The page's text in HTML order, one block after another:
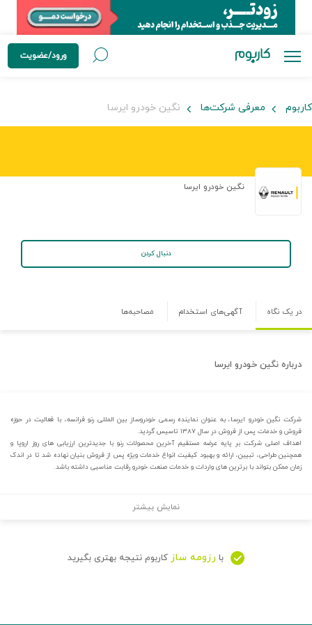
ورود/عضویت
کاربوم معرفی شرکت‌ها نگین خودرو ایرسا
نگین خودرو ایرسا
دنبال کردن
در یک نگاه آگهی‌های استخدام مصاحبه‌ها
درباره نگین خودرو ایرسا
شرکت نگین خودرو ایرسا، به عنوان نماینده رسمی خودروساز بین المللی رنو فرانسه، با فعالیت در حوزه
فروش و خدمات پس از فروش در سال ۱۳۸۷ تاسیس گردید.
اهداف اصلی شرکت بر پایه عرضه مستقیم آخرین محصولات رنو با جدیدترین ارزیابی های روز اروپا و
همچنین طراحی، تبیین، ارائه و بهبود کیفیت انواع خدمات ویژه پس از فروش بنیان نهاده شد تا در اندک
زمان ممکن بتواند با برترین های واردات و خدمات صنعت خودرو رقابت مناسبی داشته باشد.
نمایش بیشتر
با رزومه ساز کاربوم نتیجه بهتری بگیرید